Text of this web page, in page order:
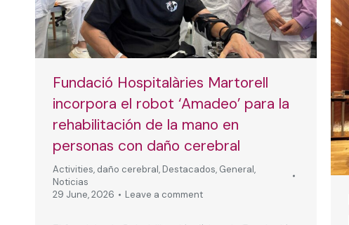
Fundació Hospitalàries Martorell
incorpora el robot ‘Amadeo’ para la
rehabilitación de la mano en
personas con daño cerebral
Activities, daño cerebral, Destacados, General,
Noticias
29 June, 2026
Leave a comment